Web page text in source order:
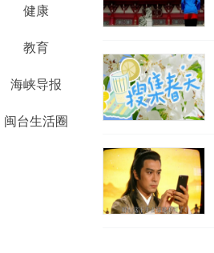
健康
教育
海峡导报
闽台生活圈